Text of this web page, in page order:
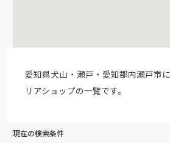
愛知県犬山・瀬戸・愛知郡内瀬戸市
リアショップの一覧です。
現在の検索条件